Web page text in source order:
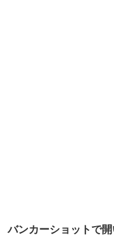
バンカーショットで